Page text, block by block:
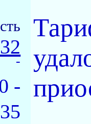
-
-